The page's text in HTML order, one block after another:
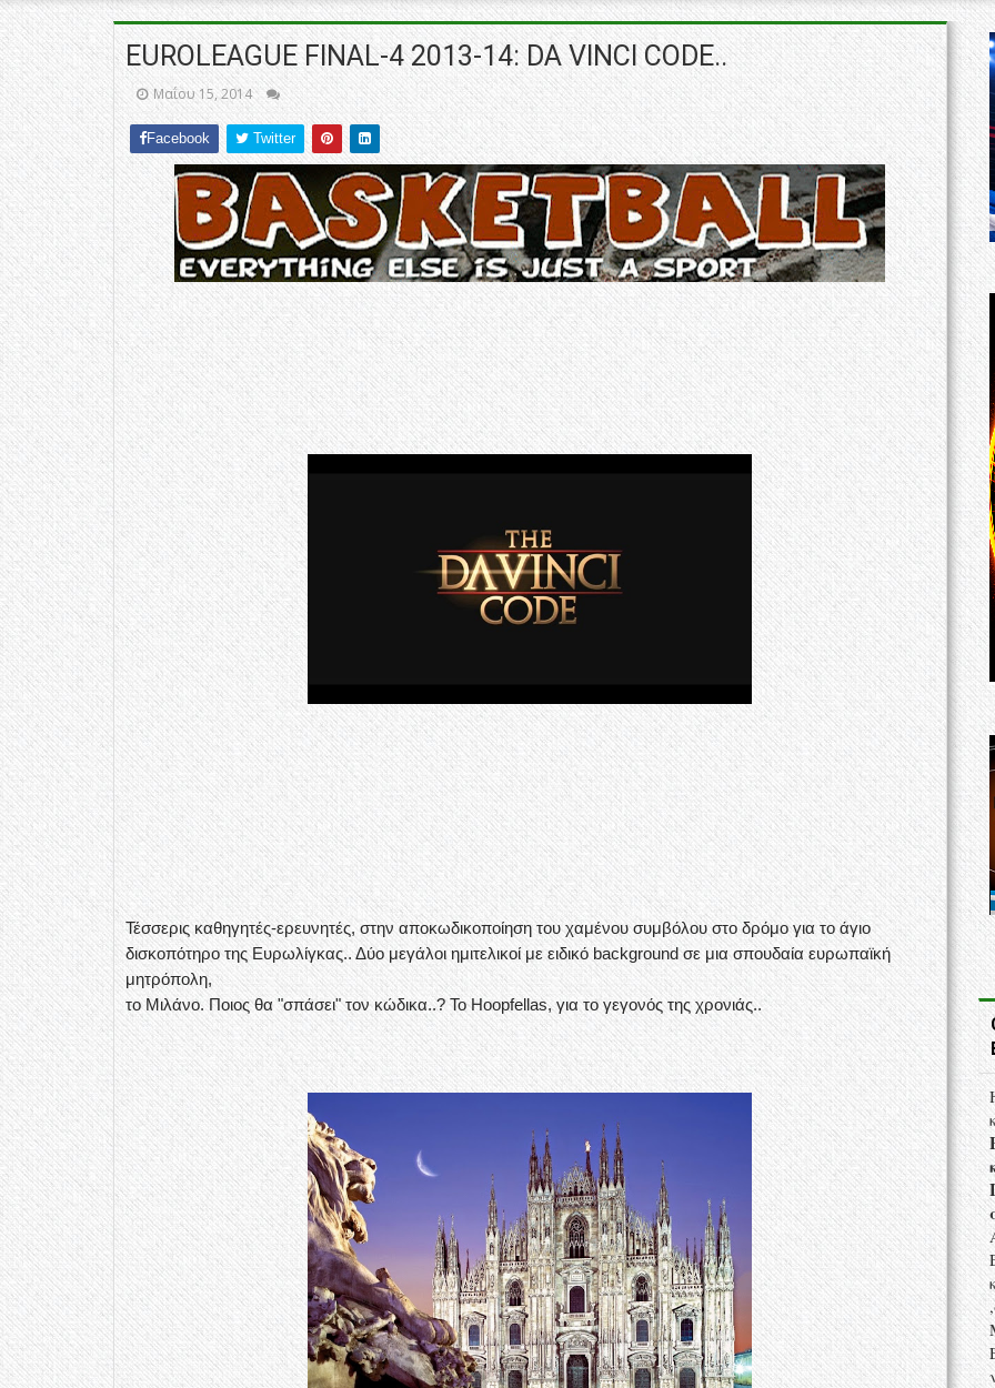
EUROLEAGUE FINAL-4 2013-14: DA VINCI CODE..
Μαΐου 15, 2014
Facebook Twitter
Τέσσερις καθηγητές-ερευνητές, στην αποκωδικοποίηση του χαμένου συμβόλου στο δρόμο για το άγιο
δισκοπότηρο της Ευρωλίγκας.. Δύο μεγάλοι ημιτελικοί με ειδικό background σε μια σπουδαία ευρωπαϊκή
μητρόπολη,
το Μιλάνο. Ποιος θα "σπάσει" τον κώδικα..? Το Hoopfellas, για το γεγονός της χρονιάς..